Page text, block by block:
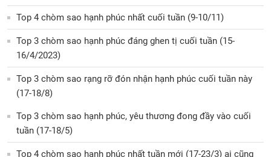
Top 4 chòm sao hạnh phúc nhất cuối tuần (9-10/11)
Top 3 chòm sao hạnh phúc đáng ghen tị cuối tuần (15-
16/4/2023)
Top 3 chòm sao rạng rỡ đón nhận hạnh phúc cuối tuần này
(17-18/8)
Top 3 chòm sao hạnh phúc, yêu thương đong đầy vào cuối
tuần (17-18/5)
Top 4 chòm sao hạnh phúc nhất tuần mới (17-23/3) ai cũng